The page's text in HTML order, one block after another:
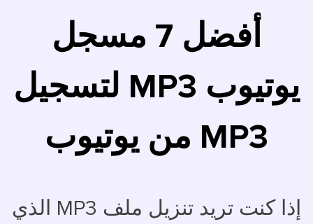
أفضل 7 مسجل
يوتيوب MP3 لتسجيل
MP3 من يوتيوب
إذا كنت تريد تنزيل ملف MP3 الذي